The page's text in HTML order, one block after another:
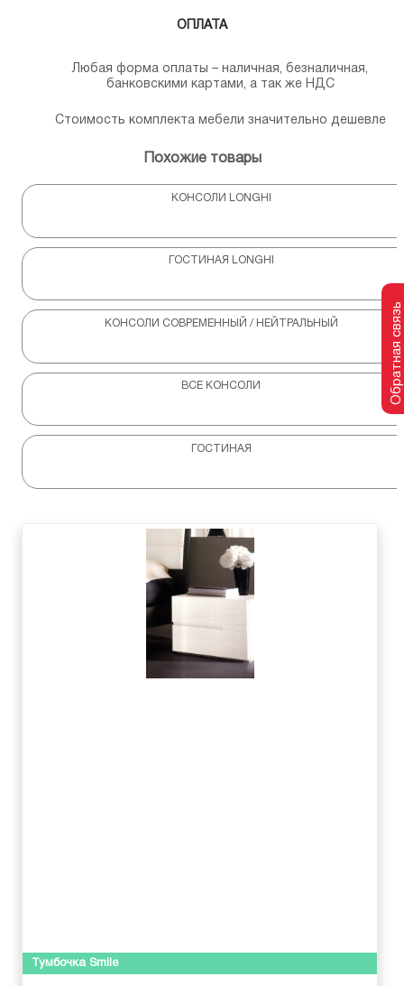
ОПЛАТА
Любая форма оплаты – наличная, безналичная,
банковскими картами, а так же НДС
Стоимость комплекта мебели значительно дешевле
Похожие товары
КОНСОЛИ LONGHI
ГОСТИНАЯ LONGHI
КОНСОЛИ СОВРЕМЕННЫЙ / НЕЙТРАЛЬНЫЙ
ВСЕ КОНСОЛИ
ГОСТИНАЯ
Тумбочка Smile
Обратная связь